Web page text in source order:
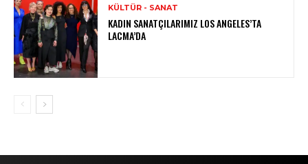
KÜLTÜR - SANAT
KADIN SANATÇILARIMIZ LOS ANGELES’TA
LACMA’DA